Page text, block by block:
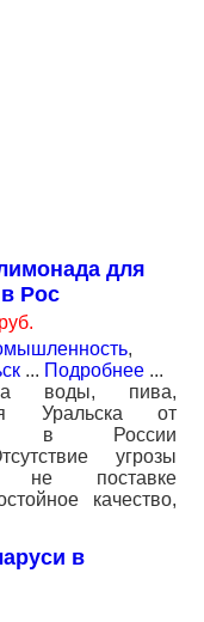
для
Рос
,
... Подробнее ...
воды, пива,
Уральска от
в России
угрозы
не поставке
качество,
в